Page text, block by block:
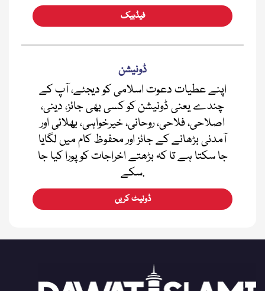
فیڈبیک
ڈونیشن
اپنے عطیات دعوت اسلامی کو دیجئے، آپ کے
چندے یعنی ڈونیشن کو کسی بھی جائز، دینی،
اصلاحی، فلاحی، روحانی، خیرخواہی، بھلائی اور
آمدنی بڑھانے کے جائز اور محفوظ کام میں لگایا
جا سکتا ہے تا کہ بڑھتے اخراجات کو پورا کیا جا
سکے.
ڈونیٹ کریں